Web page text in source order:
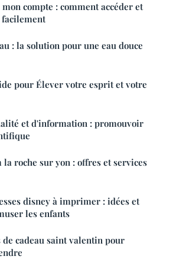
compte : comment accéder et
: la solution pour une eau douce
pour Élever votre esprit et votre
et d'information : promouvoir
roche sur yon : offres et services
disney à imprimer : idées et
les enfants
cadeau saint valentin pour